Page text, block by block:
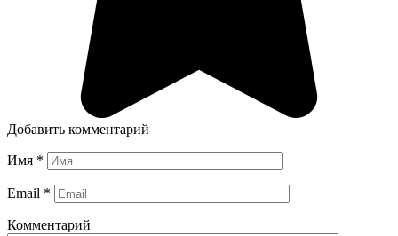
Добавить комментарий
Имя *
Email *
Комментарий